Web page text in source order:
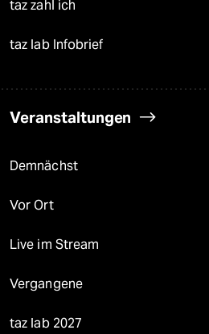
taz zahl ich
taz lab Infobrief
Veranstaltungen
Demnächst
Vor Ort
Live im Stream
Vergangene
taz lab 2027